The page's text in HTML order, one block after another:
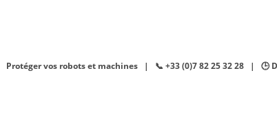
vos robots et machines | 📞 +33 (0)7 82 25 32 28 | 🕒